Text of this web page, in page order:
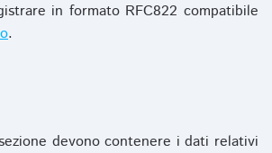
in formato RFC822 compatibile
.
devono contenere i dati relativi